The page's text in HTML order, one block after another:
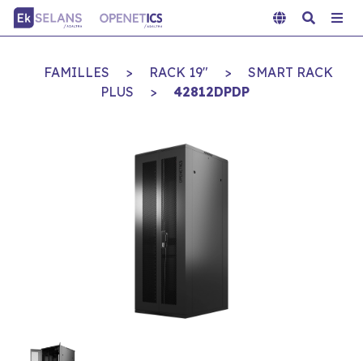
FAMILLES > RACK 19" >
SMART RACK
PLUS
> 42812DPDP